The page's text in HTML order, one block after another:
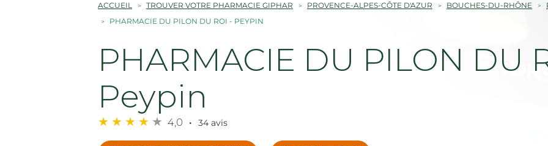
ACCUEIL TROUVER VOTRE PHARMACIE GIPHAR PROVENCE-ALPES-CÔTE D'AZUR BOUCHES-DU-RHÔNE
PHARMACIE DU PILON DU ROI - PEYPIN
PHARMACIE DU PILON DU
Peypin
4,0 34 avis